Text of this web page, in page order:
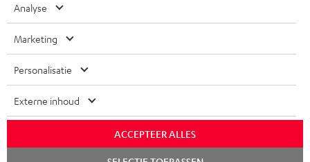
Analyse
Marketing
Personalisatie
Externe inhoud
ACCEPTEER ALLES